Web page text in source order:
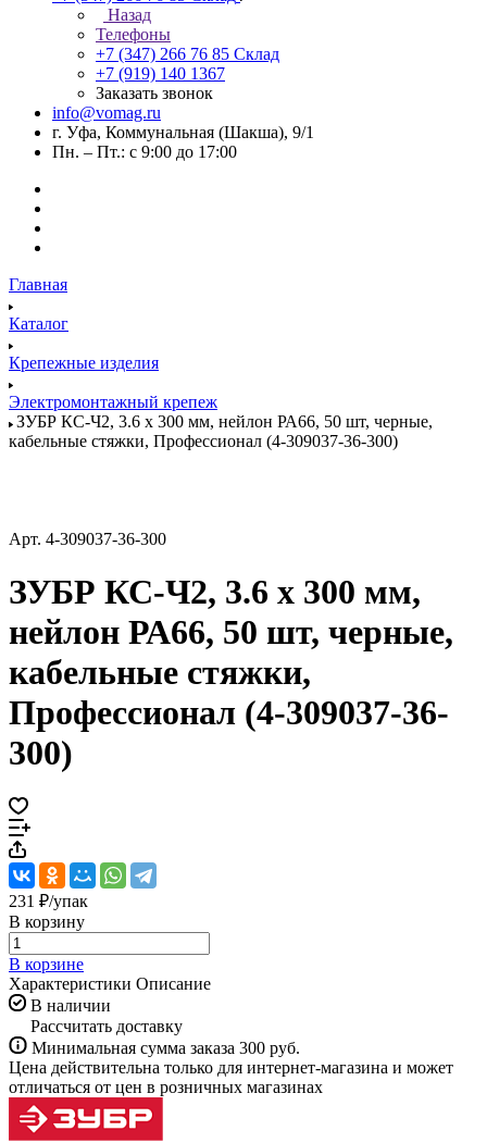
Назад
Телефоны
+7 (347) 266 76 85 Склад
+7 (919) 140 1367
Заказать звонок
info@vomag.ru
г. Уфа, Коммунальная (Шакша), 9/1
Пн. – Пт.: с 9:00 до 17:00
Главная
Каталог
Крепежные изделия
Электромонтажный крепеж
ЗУБР КС-Ч2, 3.6 x 300 мм, нейлон РА66, 50 шт, черные,
кабельные стяжки, Профессионал (4-309037-36-300)
Арт. 4-309037-36-300
ЗУБР КС-Ч2, 3.6 x 300 мм,
нейлон РА66, 50 шт, черные,
кабельные стяжки,
Профессионал (4-309037-36-
300)
231 ₽/упак
В корзину
В корзине
Характеристики Описание
В наличии
Рассчитать доставку
Минимальная сумма заказа 300 руб.
Цена действительна только для интернет-магазина и может
отличаться от цен в розничных магазинах